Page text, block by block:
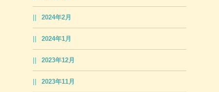
2024年2月
2024年1月
2023年12月
2023年11月